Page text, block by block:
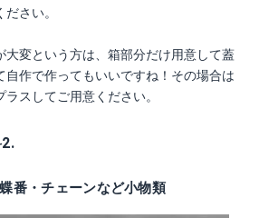
さい。
大変という方は、箱部分だけ用意して蓋
自作で作ってもいいですね！その場合は
スしてご用意ください。
番・チェーンなど小物類